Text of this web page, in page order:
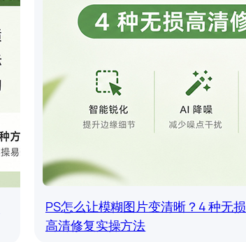
PS怎么让模糊图片变清晰？4 种无损
高清修复实操方法